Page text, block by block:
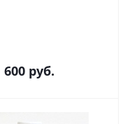
600руб.